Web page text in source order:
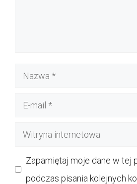
Nazwa
Witryna
Zapamiętaj moje dane w tej
podczas pisania kolejnych